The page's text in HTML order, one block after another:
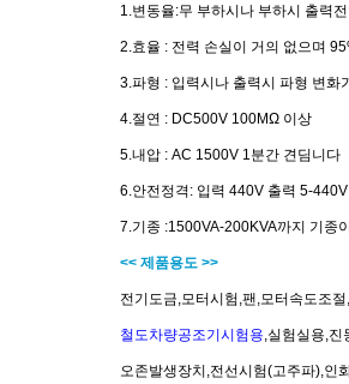
1.변동율:무 부하시나 부하시 출력
2.효율 : 전력 손실이 거의 없으며
3.파형 : 입력시나 출력시 파형 변화
4.절연 : DC500V 100MΩ 이상
5.내압 : AC 1500V 1분간 견딤니다
6.안전정격: 입력 440V 출력 5-440V
7.기종 :1500VA-200KVA까지 기종
<< 제품용도 >>
전기도금,모터시험,팬,모터속도조절
철도차량공조기시험용 실험실용,진
오존발생장치,전선시험(고주파),인